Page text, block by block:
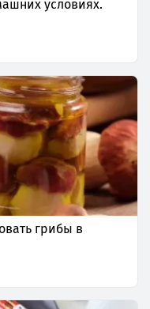
условиях.
грибы в